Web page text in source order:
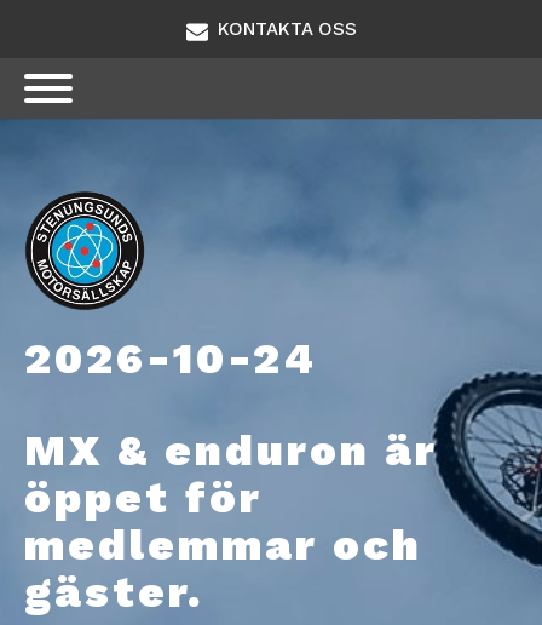
KONTAKTA OSS
2026-10-24
MX & enduron är
öppet för
medlemmar och
gäster.